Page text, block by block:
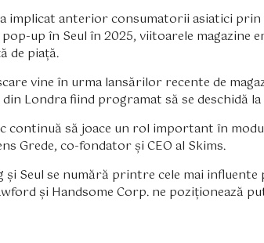
a implicat anterior consumatorii asiatici
up în Seul în 2025, viitoarele magazine
de piață.
vine în urma lansărilor recente de
Londra fiind programat să se deschidă
continuă să joace un rol important în
Grede, co-fondator și CEO al Skims.
și Seul se numără printre cele mai
și Handsome Corp. ne poziționează